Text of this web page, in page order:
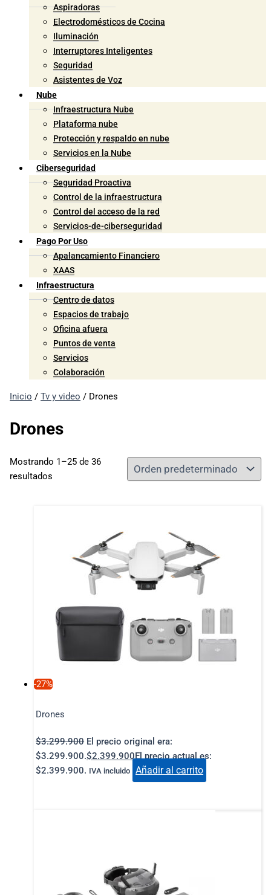
Aspiradoras
Electrodomésticos de Cocina
Iluminación
Interruptores Inteligentes
Seguridad
Asistentes de Voz
Nube
Infraestructura Nube
Plataforma nube
Protección y respaldo en nube
Servicios en la Nube
Ciberseguridad
Seguridad Proactiva
Control de la infraestructura
Control del acceso de la red
Servicios-de-ciberseguridad
Pago Por Uso
Apalancamiento Financiero
XAAS
Infraestructura
Centro de datos
Espacios de trabajo
Oficina afuera
Puntos de venta
Servicios
Colaboración
Inicio /Tv y video / Drones
Drones
Mostrando 1–25 de 36
resultados
-27%
Drones
$3.299.900 El precio original era:
$3.299.900.$2.399.900El precio actual es:
$2.399.900. IVA incluido Añadir al carrito